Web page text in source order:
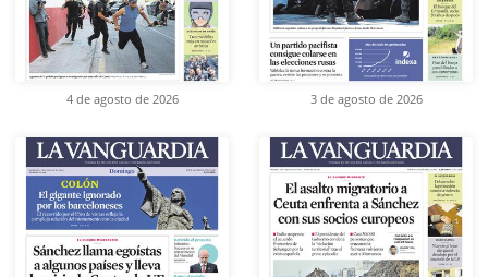
4 de agosto de 2026 3 de agosto de 2026